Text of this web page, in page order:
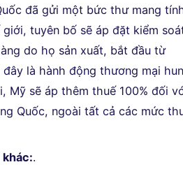
đã gửi một bức thư mang
tuyên bố sẽ áp đặt kiểm
do họ sản xuất, bắt đầu từ
là hành động thương mại
Mỹ sẽ áp thêm thuế 100% đối
Quốc, ngoài tất cả các mức
.